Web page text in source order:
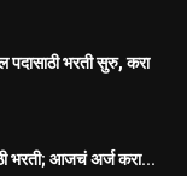
पदासाठी भरती सुरु, करा
भरती; आजचं अर्ज करा...